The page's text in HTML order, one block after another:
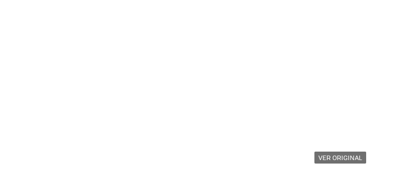
VER ORIGINAL